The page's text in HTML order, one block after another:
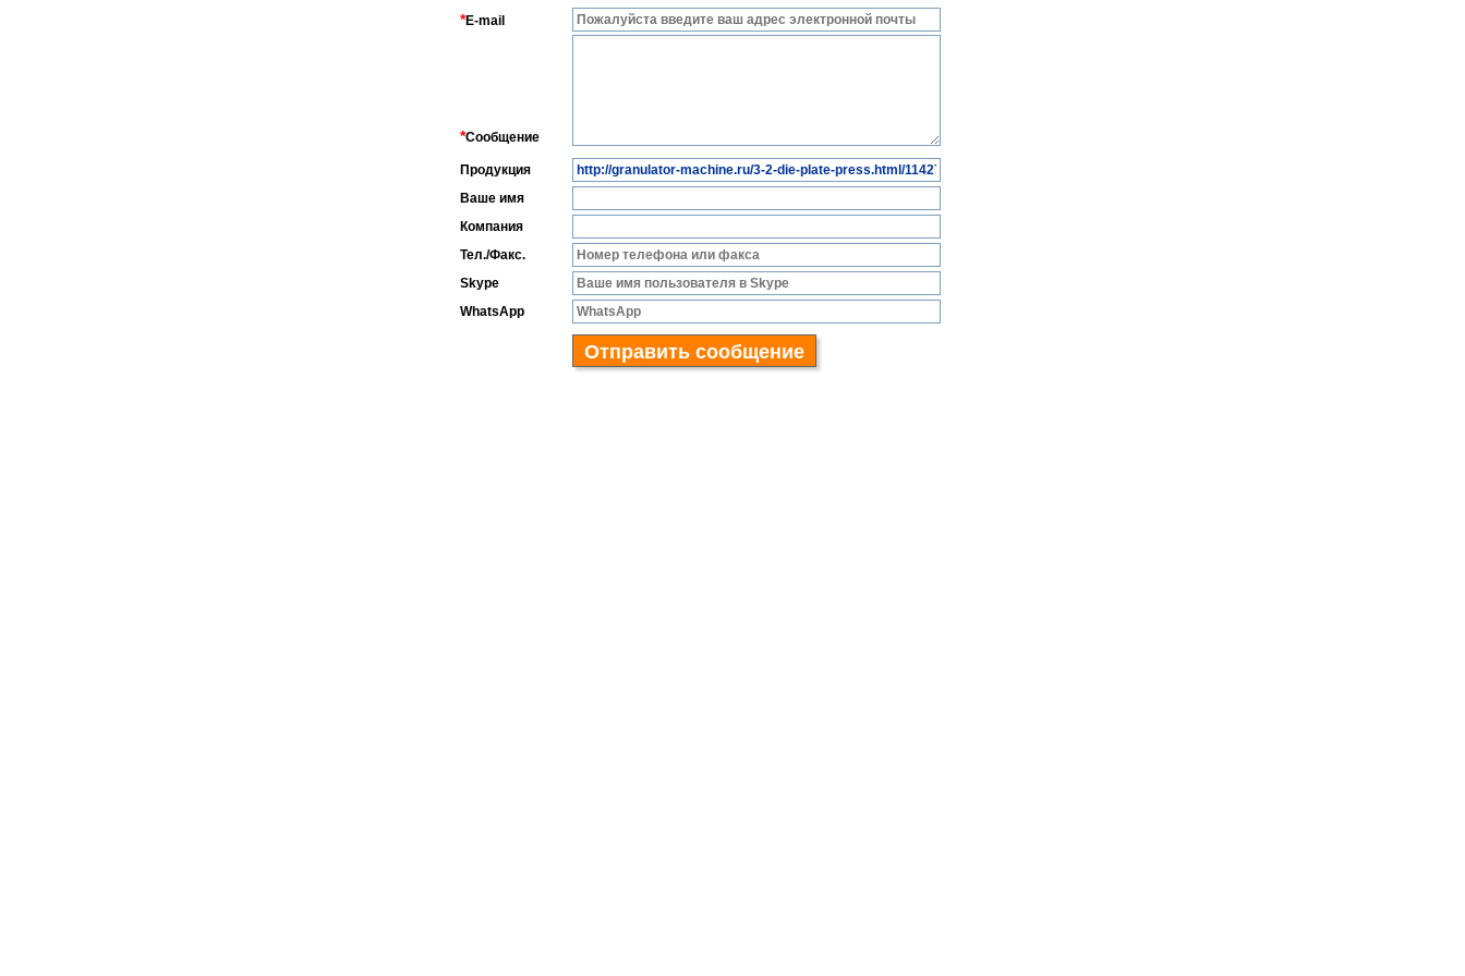
*E-mail
*Сообщение
Продукция
Ваше имя
Компания
Тел./Факс.
Skype
WhatsApp